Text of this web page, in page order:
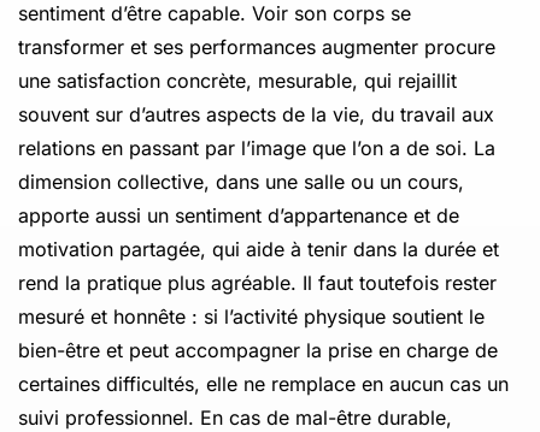
sentiment d’être capable. Voir son corps se
transformer et ses performances augmenter procure
une satisfaction concrète, mesurable, qui rejaillit
souvent sur d’autres aspects de la vie, du travail aux
relations en passant par l’image que l’on a de soi. La
dimension collective, dans une salle ou un cours,
apporte aussi un sentiment d’appartenance et de
motivation partagée, qui aide à tenir dans la durée et
rend la pratique plus agréable. Il faut toutefois rester
mesuré et honnête : si l’activité physique soutient le
bien-être et peut accompagner la prise en charge de
certaines difficultés, elle ne remplace en aucun cas un
suivi professionnel. En cas de mal-être durable,